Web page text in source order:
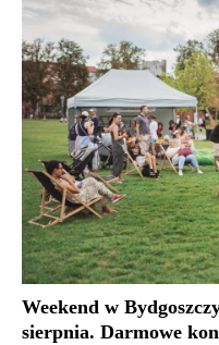
Weekend w
sierpnia. Darmowe